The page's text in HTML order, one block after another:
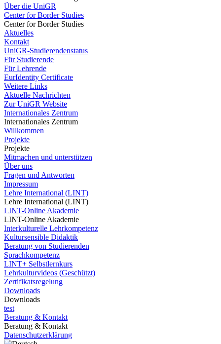
Über die UniGR
Center for Border Studies
Center for Border Studies
Aktuelles
Kontakt
UniGR-Studierendenstatus
Für Studierende
Für Lehrende
EurIdentity Certificate
Weitere Links
Aktuelle Nachrichten
Zur UniGR Website
Internationales Zentrum
Internationales Zentrum
Willkommen
Projekte
Projekte
Mitmachen und unterstützen
Über uns
Fragen und Antworten
Impressum
Lehre International (LINT)
Lehre International (LINT)
LINT-Online Akademie
LINT-Online Akademie
Interkulturelle Lehrkompetenz
Kultursensible Didaktik
Beratung von Studierenden
Sprachkompetenz
LINT+ Selbstlernkurs
Lehrkulturvideos (Geschützt)
Zertifikatsregelung
Downloads
Downloads
test
Beratung & Kontakt
Beratung & Kontakt
Datenschutzerklärung